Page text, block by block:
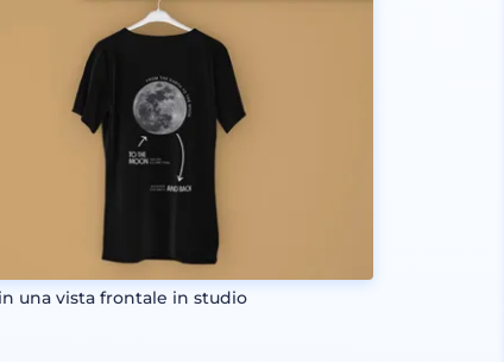
una vista frontale in studio